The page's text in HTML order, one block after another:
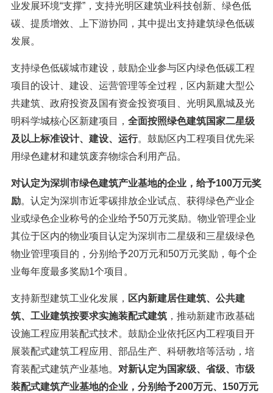
业发展环境“支撑”，支持光明区建筑业科技创新、绿色低
碳、提质增效、上下游协同，其中提出支持建筑绿色低碳
发展。
支持绿色低碳城市建设，鼓励企业参与区内绿色低碳工程
项目的设计、建设、运营管理等全过程，区内新建大型公
共建筑、政府投资及国有资金投资项目、光明凤凰城及光
明科学城核心区新建项目， 全面按照绿色建筑国家二星级
及以上标准设计、建设、运行。鼓励区内工程项目优先采
用绿色建材和建筑废弃物综合利用产品。
对认定为深圳市绿色建筑产业基地的企业，给予100万元奖
励。认定为深圳市近零碳排放企业试点、获得绿色产业企
业或绿色企业称号的企业给予50万元奖励。物业管理企业
其位于区内的物业项目认定为深圳市二星级和三星级绿色
物业管理项目的，分别给予20万元和50万元奖励，每个企
业每年度最多奖励1个项目。
支持新型建筑工业化发展， 区内新建居住建筑、公共建
筑、工业建筑按要求实施装配式建筑，推动新建市政基础
设施工程应用装配式技术。鼓励企业依托区内工程项目开
展装配式建筑工程应用、部品生产、科研教培等活动，培
育装配式建筑产业基地。 对新认定为国家级、省级、市级
装配式建筑产业基地的企业，分别给予200万元、150万元